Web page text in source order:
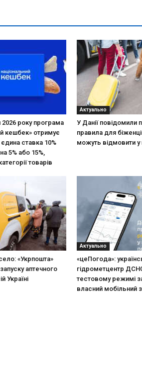
2026 року програма
кешбек» отримує
ставка 10%
5% або 15%,
товарів
Актуально
У Данії повідомили
правила для
можуть відмовити у
«Укрпошта»
аптечного
Україні
Актуально
«цеПогода»:
гідрометцентр
тестовому режимі
власний мобільний